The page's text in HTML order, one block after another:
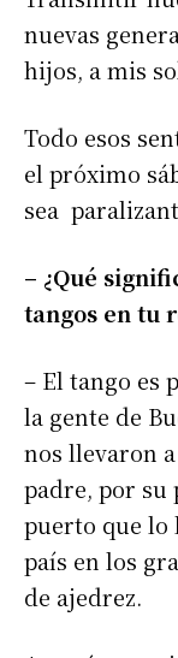
Dirección de
nuevas
hijos, a mis
Todo esos
el próximo
sea
– ¿Qué
tangos en tu
– El tango es
la gente de
nos llevaron
padre, por su
puerto que lo
país en los
de ajedrez.